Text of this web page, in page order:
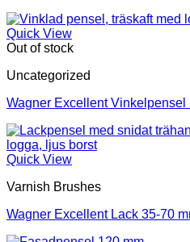
Quick View
Out of stock
Uncategorized
Wagner Excellent Vinkelpensel
Quick View
Varnish Brushes
Wagner Excellent Lack 35-70